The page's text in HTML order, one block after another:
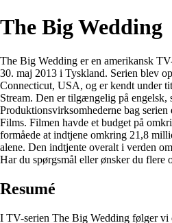
The Big Wedding
The Big Wedding er en amerikansk
30. maj 2013 i Tyskland. Serien blev
Connecticut, USA, og er kendt under
Stream. Den er tilgængelig på engelsk,
Produktionsvirksomhederne bag
Films. Filmen havde et budget på
formåede at indtjene omkring 21,8
alene. Den indtjente overalt i verden
Har du spørgsmål eller ønsker du flere
Resumé
I TV-serien The Big Wedding følger vi